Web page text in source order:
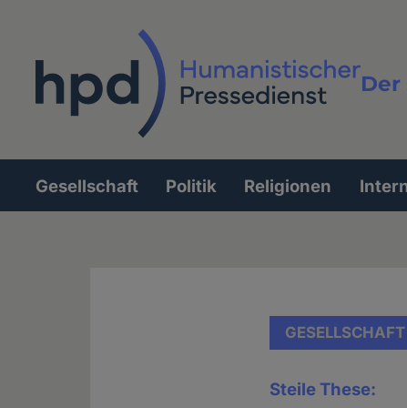
Hauptnavigation
Gesellschaft Politik Religionen
GESELLSCHAFT
Steile These: